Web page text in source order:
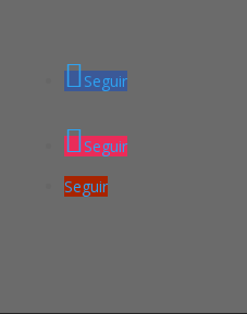
Seguir
Seguir
Seguir